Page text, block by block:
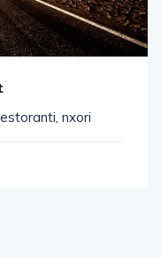
nxori